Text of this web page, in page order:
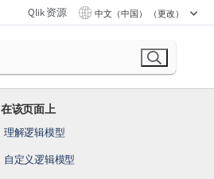
Qlik 资源 中文（中国） （更改）
在该页面上
理解逻辑模型
自定义逻辑模型